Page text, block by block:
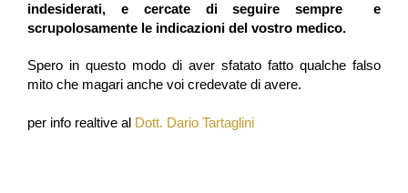
indesiderati, e cercate di seguire sempre e
scrupolosamente le indicazioni del vostro medico.
mito che magari anche voi credevate di avere.
per info realtive al Dott. Dario Tartaglini